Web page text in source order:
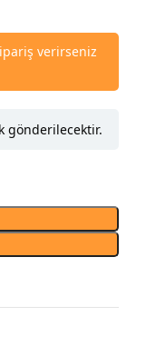
verirseniz
gönderilecektir.